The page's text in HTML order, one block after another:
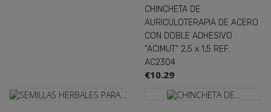
CHINCHETA DE
AURICULOTERAPIA DE ACERO
CON DOBLE ADHESIVO
"ACIMUT" 2,5 x 1,5 REF.
AC2304
€10.29